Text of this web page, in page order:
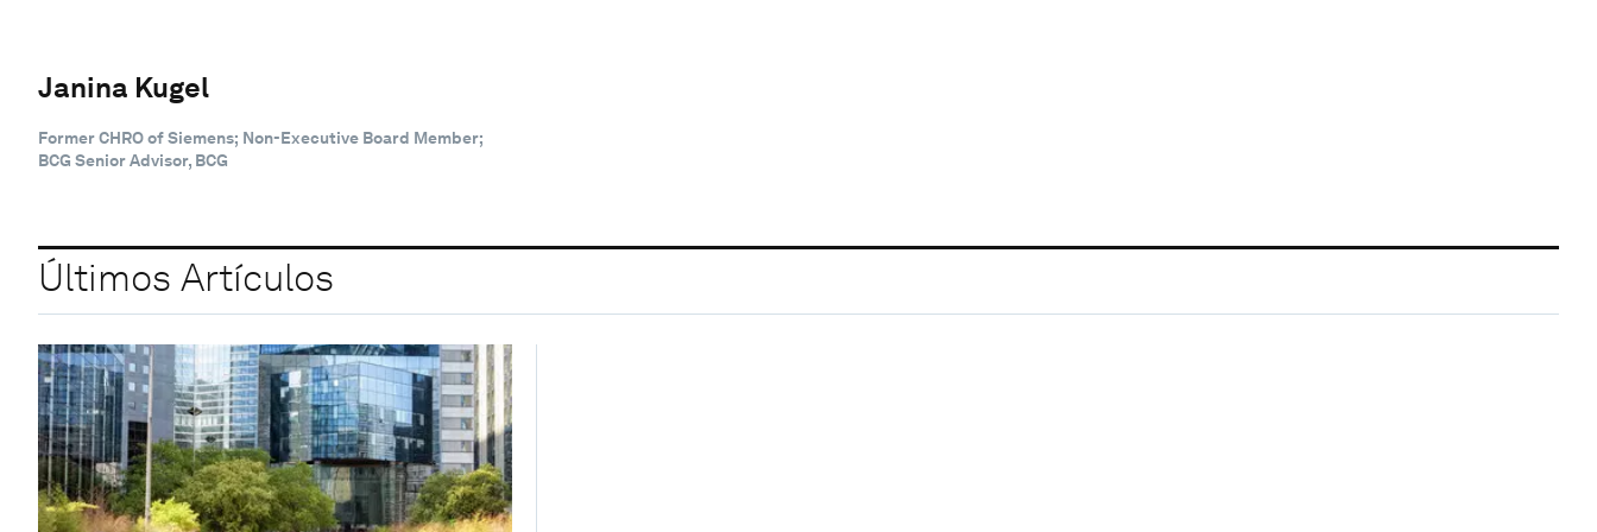
Janina Kugel
Former CHRO of Siemens; Non-Executive Board Member;
BCG Senior Advisor, BCG
Últimos Artículos